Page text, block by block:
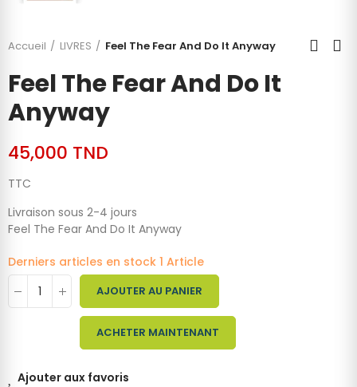
Accueil LIVRES Feel The Fear And Do It Anyway
Feel The Fear And Do It
Anyway
45,000 TND
TTC
Livraison sous 2-4 jours
Feel The Fear And Do It Anyway
Derniers articles en stock 1 Article
AJOUTER AU PANIER
ACHETER MAINTENANT
Ajouter aux favoris